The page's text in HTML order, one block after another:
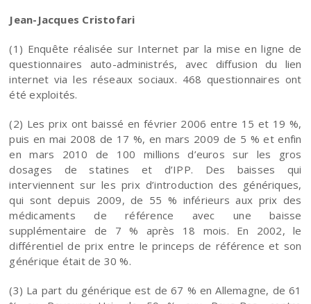
Jean-Jacques Cristofari
(1) Enquête réalisée sur Internet par la mise en ligne de
questionnaires auto-administrés, avec diffusion du lien
internet via les réseaux sociaux. 468 questionnaires ont
été exploités.
(2) Les prix ont baissé en février 2006 entre 15 et 19 %,
puis en mai 2008 de 17 %, en mars 2009 de 5 % et enfin
en mars 2010 de 100 millions d’euros sur les gros
dosages de statines et d’IPP. Des baisses qui
interviennent sur les prix d’introduction des génériques,
qui sont depuis 2009, de 55 % inférieurs aux prix des
médicaments de référence avec une baisse
supplémentaire de 7 % après 18 mois. En 2002, le
différentiel de prix entre le princeps de référence et son
générique était de 30 %.
(3) La part du générique est de 67 % en Allemagne, de 61